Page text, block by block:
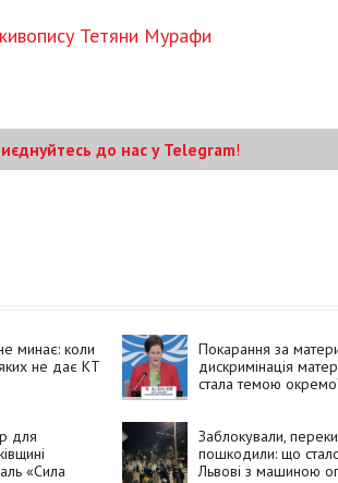
Тетяни Мурафи
до нас у Telegram!
минає: коли
не дає КТ
Покарання за
дискримінація
стала темою
для
«Сила
Заблокували,
пошкодили: що
Львові з машиною